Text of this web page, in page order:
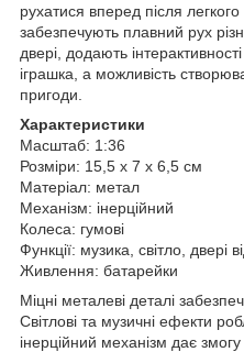
рухатися вперед після
забезпечують плавний рух
двері, додають
іграшка, а можливість
пригоди.
Характеристики
Масштаб: 1:36
Розміри: 15,5 х 7 х 6,5 см
Матеріал: метал
Механізм: інерційний
Колеса: гумові
Функції: музика, світло, двері
Живлення: батарейки
Міцні металеві деталі
Світлові та музичні ефекти
інерційний механізм дає